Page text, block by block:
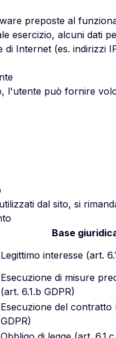
preposte al
esercizio, alcuni dati
Internet (es. indirizzi
l'utente può fornire
dal sito, si
Base
Legittimo interesse (art.
Esecuzione di misure
(art. 6.1.b GDPR)
Esecuzione del contratto
GDPR)